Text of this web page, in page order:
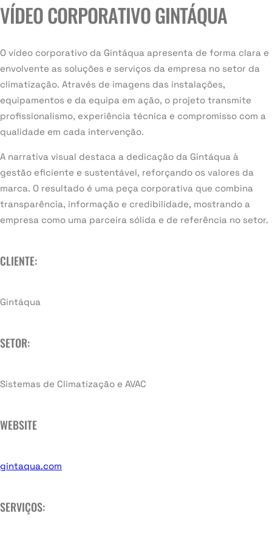
VÍDEO CORPORATIVO GINTÁQUA
O vídeo corporativo da Gintáqua apresenta de forma clara e
envolvente as soluções e serviços da empresa no setor da
climatização. Através de imagens das instalações,
equipamentos e da equipa em ação, o projeto transmite
profissionalismo, experiência técnica e compromisso com a
qualidade em cada intervenção.
A narrativa visual destaca a dedicação da Gintáqua à
gestão eficiente e sustentável, reforçando os valores da
marca. O resultado é uma peça corporativa que combina
transparência, informação e credibilidade, mostrando a
empresa como uma parceira sólida e de referência no setor.
CLIENTE:
Gintáqua
SETOR:
Sistemas de Climatização e AVAC
WEBSITE
gintaqua.com
SERVIÇOS: